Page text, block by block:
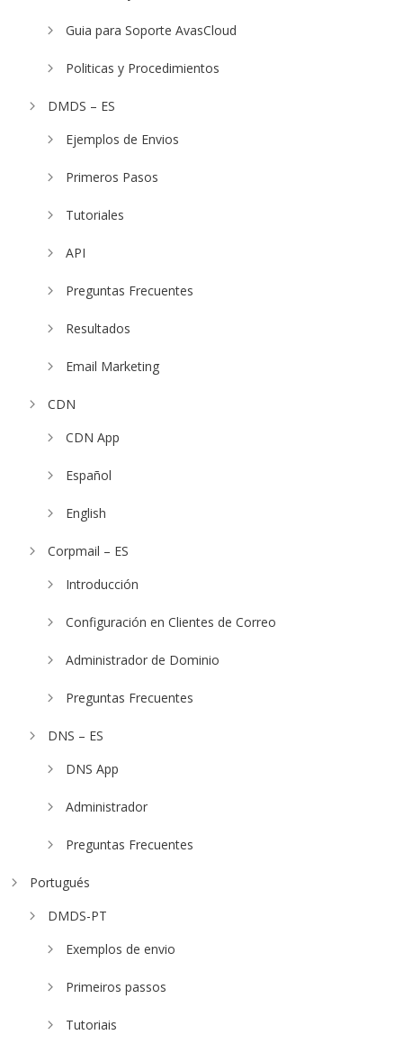
Guia para Soporte AvasCloud
Politicas y Procedimientos
DMDS – ES
Ejemplos de Envios
Primeros Pasos
Tutoriales
API
Preguntas Frecuentes
Resultados
Email Marketing
CDN
CDN App
Español
English
Corpmail – ES
Introducción
Configuración en Clientes de Correo
Administrador de Dominio
Preguntas Frecuentes
DNS – ES
DNS App
Administrador
Preguntas Frecuentes
Portugués
DMDS-PT
Exemplos de envio
Primeiros passos
Tutoriais